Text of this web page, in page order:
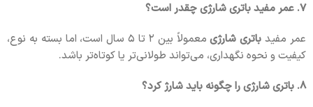
۷. عمر مفید باتری شارژی چقدر است؟
عمر مفید باتری شارژی
معمولاً بین ۲ تا ۵ سال است، اما بسته به نوع،
کیفیت و نحوه نگهداری، می‌تواند طولانی‌تر یا کوتاه‌تر باشد.
۸. باتری شارژی را چگونه باید شارژ کرد؟